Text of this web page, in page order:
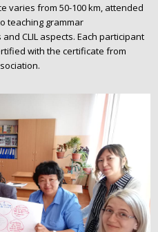
varies from 50-100 km, attended
teaching grammar
CLIL aspects. Each participant
with the certificate from